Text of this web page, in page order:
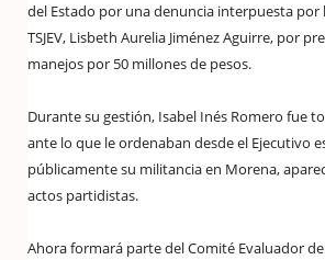
del Estado por una denuncia interpuesta por
TSJEV, Lisbeth Aurelia Jiménez Aguirre, por
manejos por 50 millones de pesos.
Durante su gestión, Isabel Inés Romero fue
ante lo que le ordenaban desde el Ejecutivo
públicamente su militancia en Morena,
actos partidistas.
Ahora formará parte del Comité Evaluador